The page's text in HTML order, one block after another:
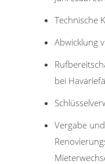
Technische
Abwicklung
bei
Vergabe